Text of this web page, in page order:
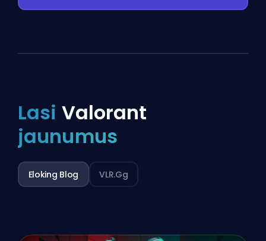
Lasi Valorant
jaunumus
Eloking Blog VLR.gg